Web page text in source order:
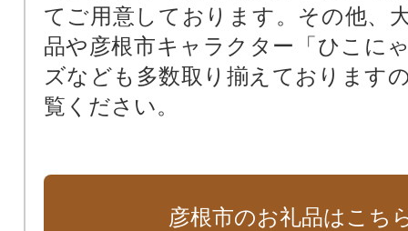
てご用意しております。その他、
品や彦根市キャラクター「ひこに
ズなども多数取り揃えております
覧ください。
彦根市のお礼品はこち